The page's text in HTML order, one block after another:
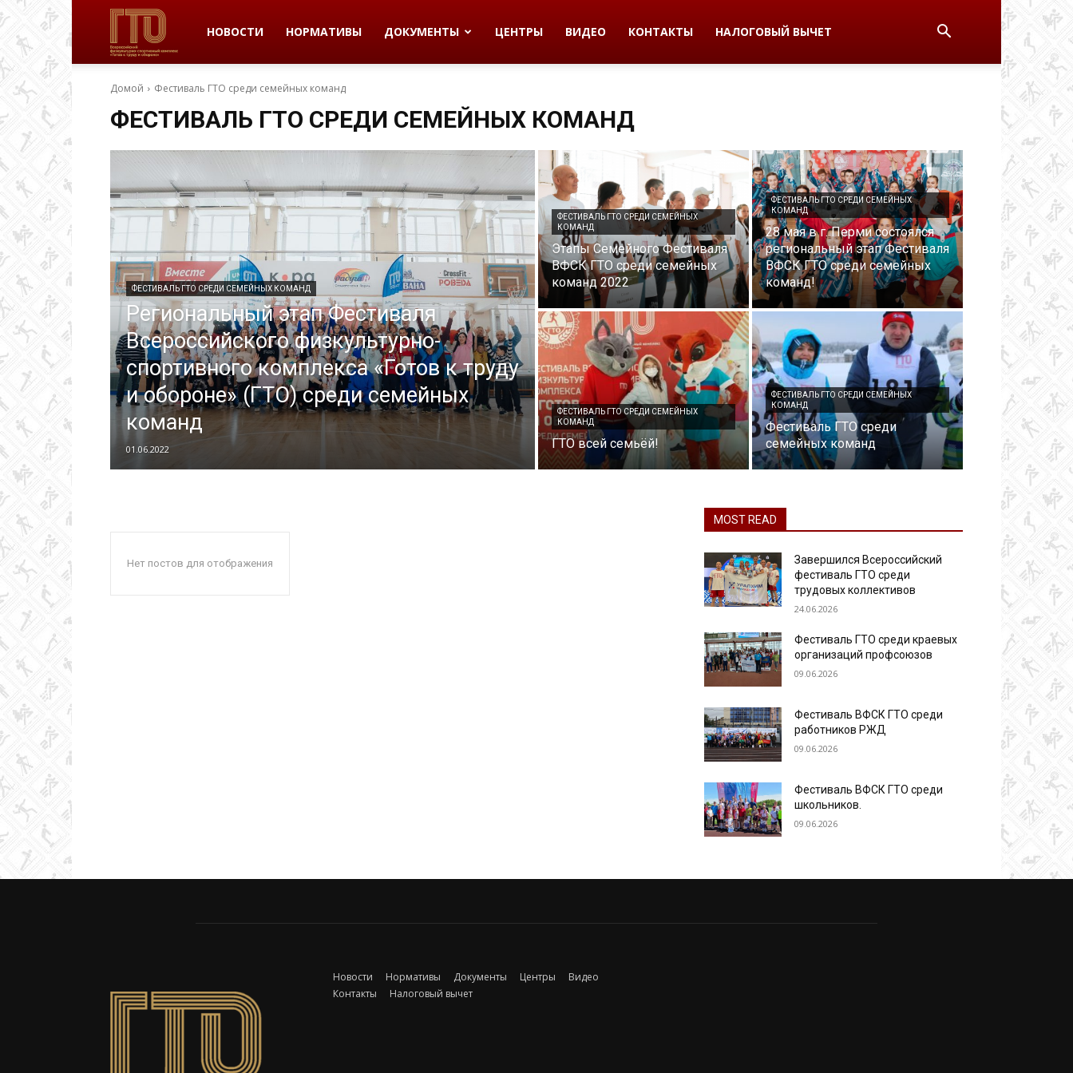
ВФСК
ГТО
в
Пермском
крае
|
Колледж
НОВОСТИ НОРМАТИВЫ ДОКУМЕНТЫ ЦЕНТРЫ ВИДЕО КОНТАКТЫ НАЛОГОВЫЙ ВЫЧЕТ
Домой Фестиваль ГТО среди семейных команд
ФЕСТИВАЛЬ ГТО СРЕДИ СЕМЕЙНЫХ КОМАНД
ФЕСТИВАЛЬ ГТО СРЕДИ СЕМЕЙНЫХ КОМАНД
Региональный этап Фестиваля
Всероссийского физкультурно-
спортивного комплекса «Готов к труду
и обороне» (ГТО) среди семейных
команд
01.06.2022
ФЕСТИВАЛЬ ГТО СРЕДИ СЕМЕЙНЫХ
КОМАНД
️Этапы Семейного Фестиваля
ВФСК ГТО среди семейных
команд 2022
ФЕСТИВАЛЬ ГТО СРЕДИ СЕМЕЙНЫХ
КОМАНД
28 мая в г. Перми состоялся
региональный этап Фестиваля
ВФСК ГТО среди семейных
команд!
ФЕСТИВАЛЬ ГТО СРЕДИ СЕМЕЙНЫХ
КОМАНД
ГТО всей семьёй!
ФЕСТИВАЛЬ ГТО СРЕДИ СЕМЕЙНЫХ
КОМАНД
Фестиваль ГТО среди
семейных команд
Нет постов для отображения
MOST READ
Завершился Всероссийский
фестиваль ГТО среди
трудовых коллективов
24.06.2026
Фестиваль ГТО среди краевых
организаций профсоюзов
09.06.2026
Фестиваль ВФСК ГТО среди
работников РЖД
09.06.2026
Фестиваль ВФСК ГТО среди
школьников.
09.06.2026
Новости Нормативы Документы Центры
Видео
Контакты
Налоговый вычет